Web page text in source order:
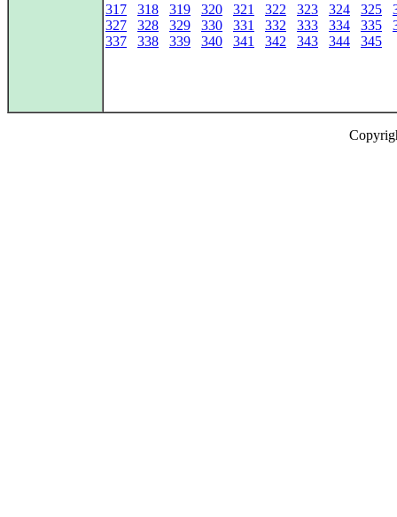
317
318 319 320 321 322 323 324 325
327
328 329 330 331 332 333 334 335
337
338 339 340 341 342 343 344 345